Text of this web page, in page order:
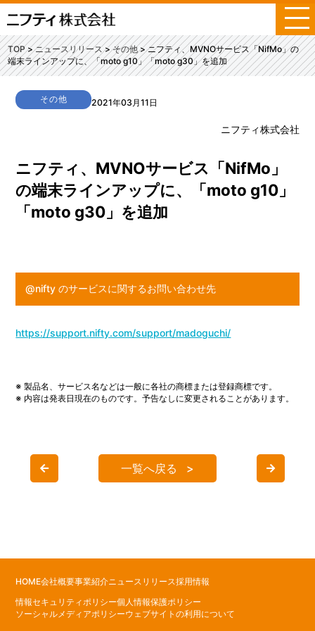
メ
ニ
ュ
ー
TOP ニュースリリース その他
ニフティ、MVNOサービス「NifMo」の
端末ラインアップに、「moto g10」「moto g30」を追加
その他 2021年03月11日
ニフティ株式会社
ニフティ、MVNOサービス「NifMo」
の端末ラインアップに、「moto g10」
「moto g30」を追加
@nifty のサービスに関するお問い合わせ先
https://support.nifty.com/support/madoguchi/
※ 製品名、サービス名などは一般に各社の商標または登録商標です。
※ 内容は発表日現在のものです。予告なしに変更されることがあります。
一覧へ戻る
HOME会社概要事業紹介ニュースリリース採用情報
情報セキュリティポリシー個人情報保護ポリシー
ソーシャルメディアポリシーウェブサイトの利用について